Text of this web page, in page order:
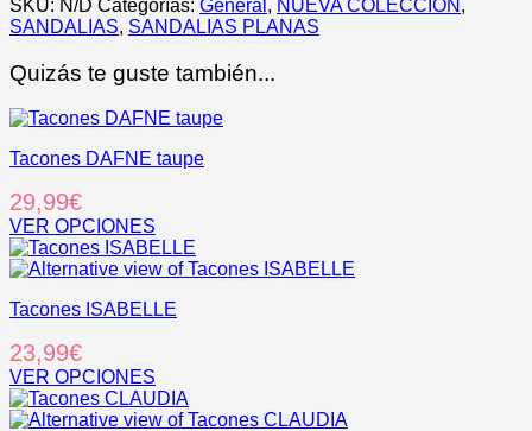
SKU: N/D Categorías: General , NUEVA COLECCIÓN ,
SANDALIAS, SANDALIAS PLANAS
Quizás te guste también...
Tacones DAFNE taupe
29,99€
VER OPCIONES
Este
producto
múltiples
Las
opciones
se
pueden
Tacones ISABELLE
23,99€
VER OPCIONES
Este
producto